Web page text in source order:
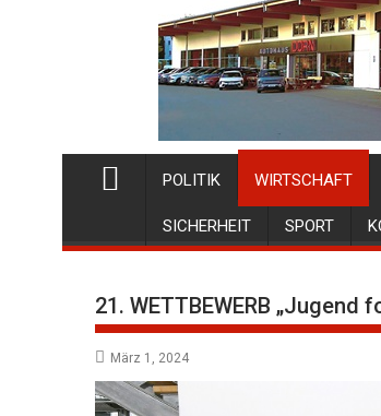
POLITIK WIRTSCHAFT
SICHERHEIT SPORT
21. WETTBEWERB „Jugend
März 1, 2024